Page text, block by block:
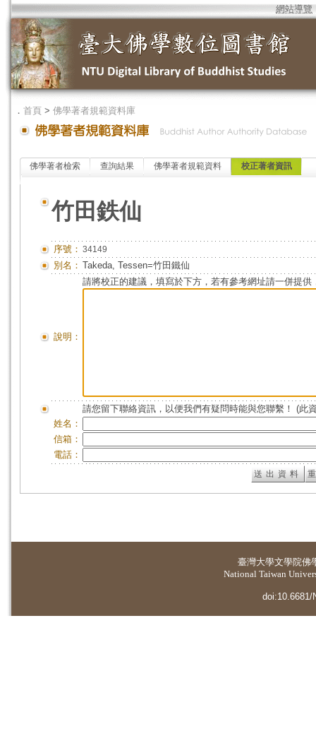
網站導覽
． 首頁 > 佛學著者規範資料庫
佛學著者檢索 查詢結果 佛學著者規範資料 校正著者資訊
竹田鉄仙
序號： 34149
別名： Takeda, Tessen=竹田鐵仙
說明：
請將校正的建議，填寫於下方，若有參考網址請一併提供
請您留下聯絡資訊，以便我們有疑問時能與您聯繫！ (此
姓名：
信箱：
電話：
臺灣大學文學院佛
National Taiwan
doi:10.6681/